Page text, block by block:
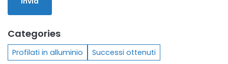
Categories
Profilati in alluminio Successi ottenuti